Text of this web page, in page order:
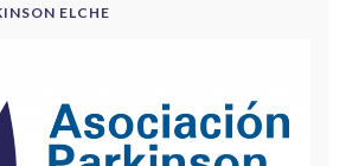
ELCHE